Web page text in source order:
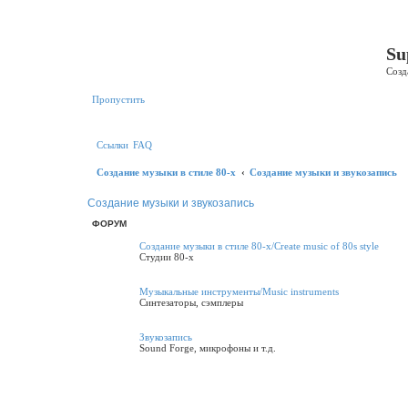
р
а
Пропустить
Ссылки FAQ
Создание музыки в стиле 80-х Создание музыки и звукозапись
Создание музыки и звукозапись
ФОРУМ
Создание музыки в стиле 80-х/Create music of 80s style
Студии 80-х
Музыкальные инструменты/Music instruments
Синтезаторы, сэмплеры
Звукозапись
Sound Forge, микрофоны и т.д.